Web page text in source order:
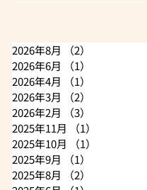
2026年8月 （2）
2026年6月
（1）
2026年4月
（1）
2026年3月
（2）
2026年2月
（3）
2025年11月
（1）
2025年10月
（1）
2025年9月
（1）
2025年8月
（2）